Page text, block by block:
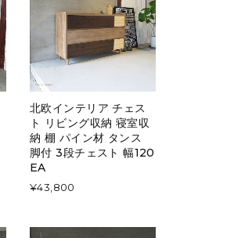
北欧インテリア チェス
ト リビング収納 寝室収
納 棚 パイン材 タンス
脚付 3段チェスト 幅120
EA
¥43,800